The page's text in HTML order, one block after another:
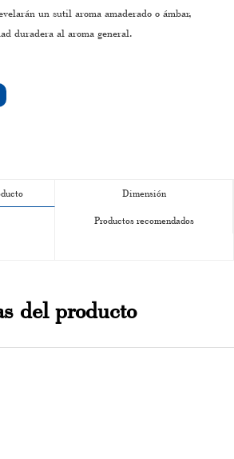
un sutil aroma amaderado o ámbar,
duradera al aroma general.
Dimensión
Productos recomendados
del producto